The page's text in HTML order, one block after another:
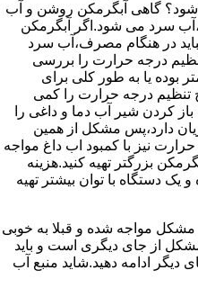
گاهی آبگرمکن روشن و آب
سرد می شود.اگر آبگرمکن
نباید در هنگام مصرف،آب سرد
درجه حرارت را بررسی
بوده یا به طور کلی برای
تنظیم درجه حرارت را کمی
کردن شیر آب دما و داغی را
دارد،پس مشکل از همین
نیز با کمبود اب داغ مواجه
بزرگتر تهیه کنید.هزینه
دستگاه با توان بیشتر تهیه
مشکل مواجه شده و قبلا به خوبی
از جای دیگری است و باید
دیگر ادامه دهید.شاید منبع آب